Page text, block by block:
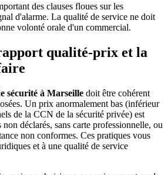
des clauses floues sur les
d'alarme. La qualité de service ne doit
volonté orale d'un commercial.
qualité-prix et la
sécurité à Marseille doit être cohérent
Un prix anormalement bas (inférieur
de la CCN de la sécurité privée) est
déclarés, sans carte professionnelle, ou
non conformes. Ces pratiques vous
et à une qualité de service